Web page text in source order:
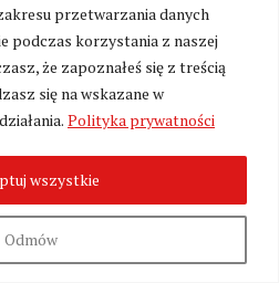
przetwarzania danych
podczas korzystania z naszej
że zapoznałeś się z treścią
się na wskazane w
Polityka prywatności
Odmów
wszystkie
nam, że mamy
w razie deportacji.
bardzo przezorna,
myśląca.
dziwnym
w Wielką Sobotę
purpurową aż śnieg
Ludzie mówili, że jest to
która wkrótce